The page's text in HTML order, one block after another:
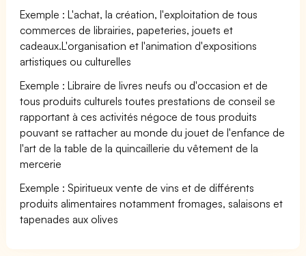
Exemple : L'achat, la création, l'exploitation de tous
commerces de librairies, papeteries, jouets et
cadeaux.L'organisation et l'animation d'expositions
artistiques ou culturelles
Exemple : Libraire de livres neufs ou d'occasion et de
tous produits culturels toutes prestations de conseil se
rapportant à ces activités négoce de tous produits
pouvant se rattacher au monde du jouet de l'enfance de
l'art de la table de la quincaillerie du vêtement de la
mercerie
Exemple : Spiritueux vente de vins et de différents
produits alimentaires notamment fromages, salaisons et
tapenades aux olives